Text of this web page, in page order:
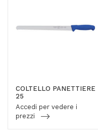
COLTELLO PANETTIERE
25
Accedi per vedere i
prezzi